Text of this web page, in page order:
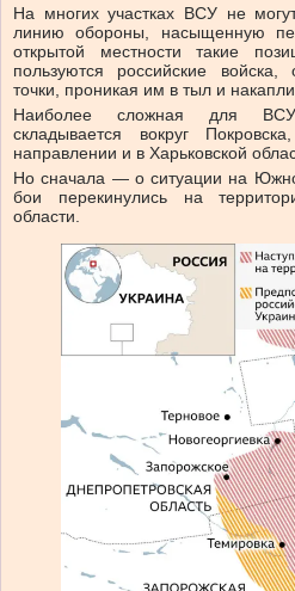
На многих участках ВСУ не
линию обороны, насыщенную
открытой местности такие
пользуются российские
точки, проникая им в тыл и
Наиболее сложная для ВСУ
складывается вокруг
направлении и в Харьковской
Но сначала — о ситуации на
бои перекинулись на
области.